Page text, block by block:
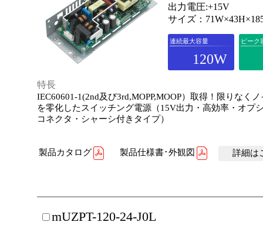
出力電圧:+15V
サイズ：
連続最大容量
120W
ピーク
特長
IEC60601-1(2nd及び3rd,MOPP,MOOP）取得！限りなく
を零化したスイッチング電源（15V出力・高効率・オプ
コネクタ・シャーシ付きタイプ）
製品カタログ 製品仕様書･外観図 詳細は
mUZPT-120-24-J0L